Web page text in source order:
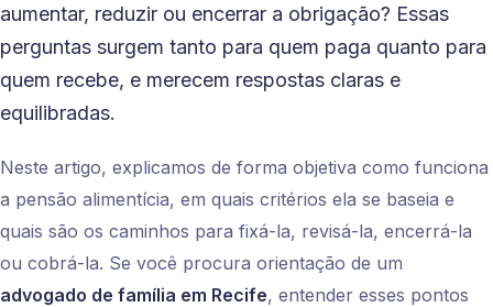
aumentar, reduzir ou encerrar a obrigação? Essas
perguntas surgem tanto para quem paga quanto para
quem recebe, e merecem respostas claras e
equilibradas.
Neste artigo, explicamos de forma objetiva como funciona
a pensão alimentícia, em quais critérios ela se baseia e
quais são os caminhos para fixá-la, revisá-la, encerrá-la
ou cobrá-la. Se você procura orientação de um
advogado de família em Recife, entender esses pontos